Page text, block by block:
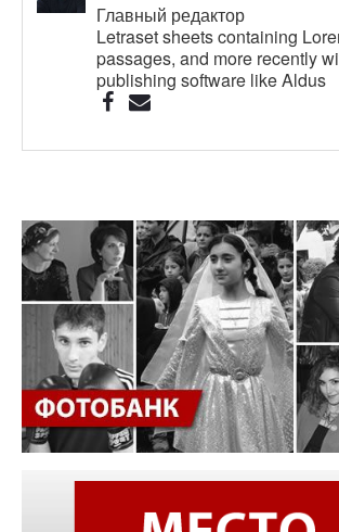
Главный редактор
Letraset sheets containing
passages, and more recently
publishing software like Aldus